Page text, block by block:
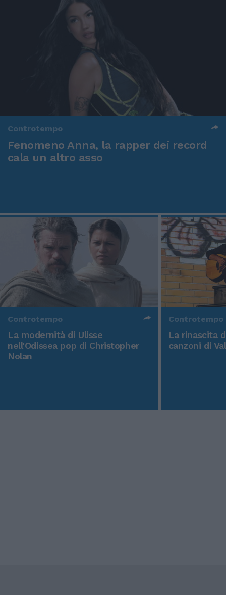
Controtempo
Fenomeno Anna, la rapper dei record
cala un altro asso
Controtempo
La modernità di Ulisse
nell'Odissea pop di Christopher
Nolan
Controtempo
La rinascita
canzoni di